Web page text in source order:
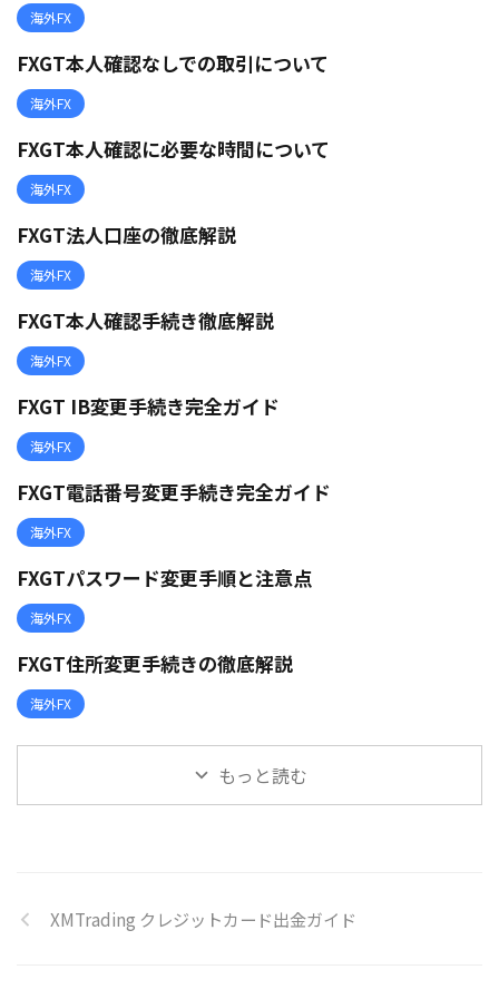
海外FX
FXGT本人確認なしでの取引について
海外FX
FXGT本人確認に必要な時間について
海外FX
FXGT法人口座の徹底解説
海外FX
FXGT本人確認手続き徹底解説
海外FX
FXGT IB変更手続き完全ガイド
海外FX
FXGT電話番号変更手続き完全ガイド
海外FX
FXGTパスワード変更手順と注意点
海外FX
FXGT住所変更手続きの徹底解説
海外FX
もっと読む
XMTrading クレジットカード出金ガイド